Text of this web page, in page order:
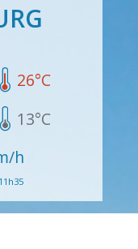
26°C
13°C
h